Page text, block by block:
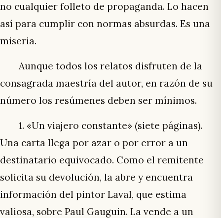
no cualquier folleto de propaganda. Lo hacen
así para cumplir con normas absurdas. Es una
miseria.
Aunque todos los relatos disfruten de la
consagrada maestría del autor, en razón de su
número los resúmenes deben ser mínimos.
1. «Un viajero constante» (siete páginas).
Una carta llega por azar o por error a un
destinatario equivocado. Como el remitente
solicita su devolución, la abre y encuentra
información del pintor Laval, que estima
valiosa, sobre Paul Gauguin. La vende a un